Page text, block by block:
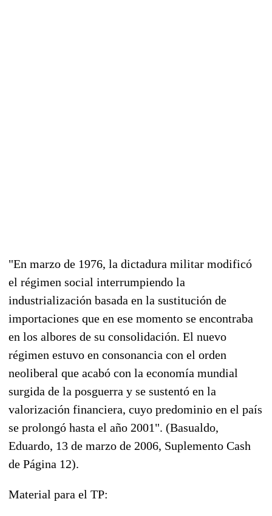
"En marzo de 1976, la dictadura militar modificó
el régimen social interrumpiendo la
industrialización basada en la sustitución de
importaciones que en ese momento se encontraba
en los albores de su consolidación. El nuevo
régimen estuvo en consonancia con el orden
neoliberal que acabó con la economía mundial
surgida de la posguerra y se sustentó en la
valorización financiera, cuyo predominio en el país
se prolongó hasta el año 2001". (Basualdo,
Eduardo, 13 de marzo de 2006, Suplemento Cash
de Página 12).
Material para el TP: